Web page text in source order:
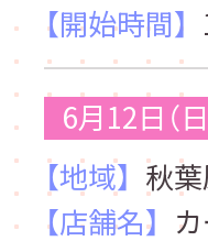
【開始時間】
6月12日（日
【地域】 秋
【店舗名】